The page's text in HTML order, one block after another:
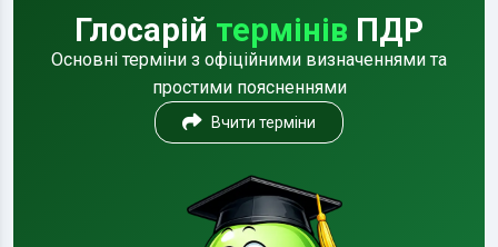
Глосарій термінів ПДР
Основні терміни з офіційними визначеннями та
простими поясненнями
Вчити терміни